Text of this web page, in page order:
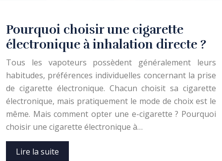
Pourquoi choisir une cigarette
électronique à inhalation directe ?
Tous les vapoteurs possèdent généralement leurs
habitudes, préférences individuelles concernant la prise
de cigarette électronique. Chacun choisit sa cigarette
électronique, mais pratiquement le mode de choix est le
même. Mais comment opter une e-cigarette ? Pourquoi
choisir une cigarette électronique à…
Lire la suite